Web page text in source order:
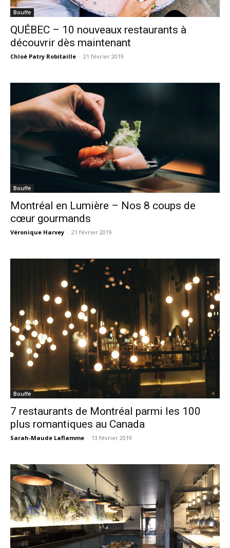
Bouffe
QUÉBEC – 10 nouveaux restaurants à
découvrir dès maintenant
Chloé Patry Robitaille - 21 février 2019
Bouffe
Montréal en Lumière – Nos 8 coups de
cœur gourmands
Véronique Harvey - 21 février 2019
Bouffe
7 restaurants de Montréal parmi les 100
plus romantiques au Canada
Sarah-Maude Laflamme - 13 février 2019